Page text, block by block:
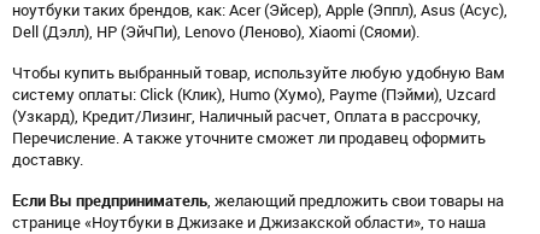
ноутбуки таких брендов, как: Acer (Эйсер), Apple (Эппл), Asus (Асус),
Dell (Дэлл), HP (ЭйчПи), Lenovo (Леново), Xiaomi (Сяоми).
Чтобы купить выбранный товар, используйте любую удобную Вам
систему оплаты: Click (Клик), Humo (Хумо), Payme (Пэйми), Uzcard
(Узкард), Кредит/Лизинг, Наличный расчет, Оплата в рассрочку,
Перечисление. А также уточните сможет ли продавец оформить
доставку.
Если Вы предприниматель, желающий предложить свои товары на
странице «Ноутбуки в Джизаке и Джизакской области», то наша